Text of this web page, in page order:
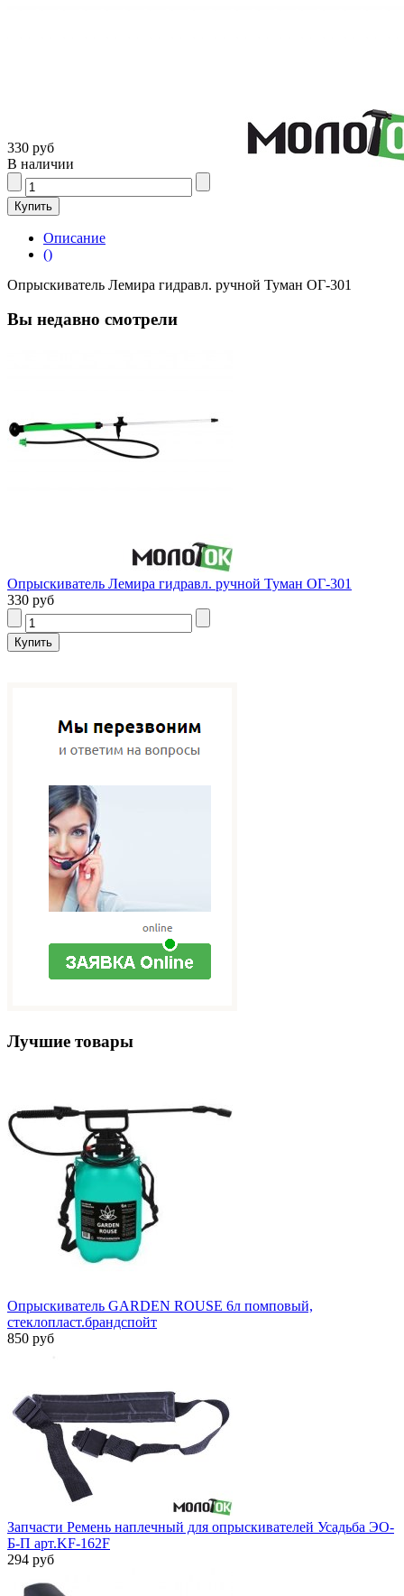
330 руб
В наличии
Описание
()
Опрыскиватель Лемира гидравл. ручной Туман ОГ-301
Вы недавно смотрели
Опрыскиватель Лемира гидравл. ручной Туман ОГ-301
330 руб
Лучшие товары
Опрыскиватель GARDEN ROUSE 6л помповый,
стеклопласт.брандспойт
850 руб
Запчасти Ремень наплечный для опрыскивателей Усадьба ЭО-
Б-П арт.KF-162F
294 руб